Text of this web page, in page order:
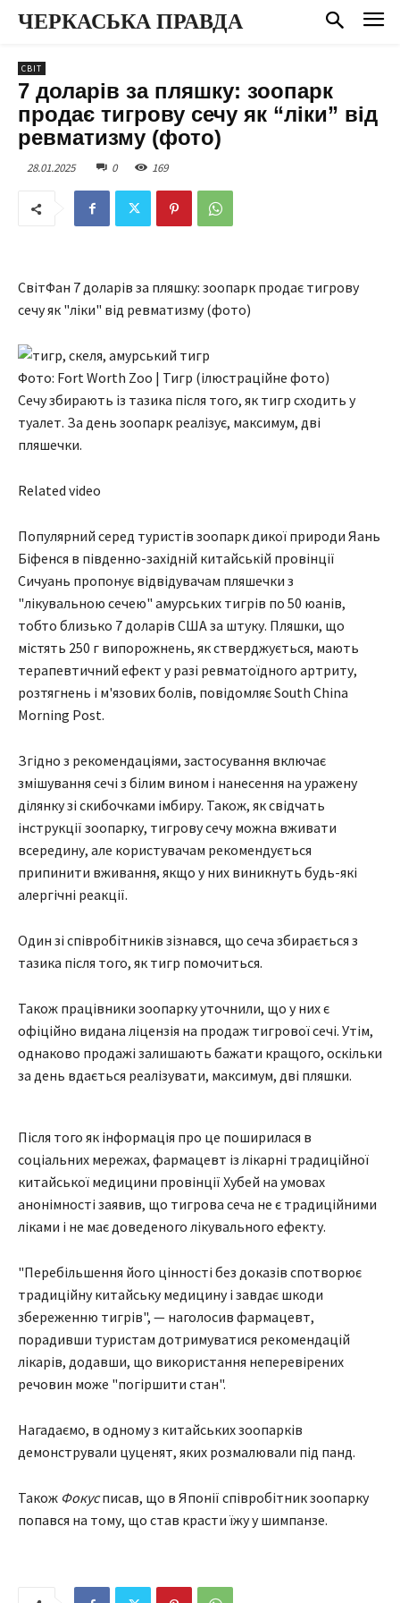
ЧЕРКАСЬКА ПРАВДА
СВІТ
7 доларів за пляшку: зоопарк
продає тигрову сечу як “ліки” від
ревматизму (фото)
28.01.2025 0 169
СвітФан 7 доларів за пляшку: зоопарк продає тигрову
сечу як "ліки" від ревматизму (фото)
Фото: Fort Worth Zoo | Тигр (ілюстраційне фото)
Сечу збирають із тазика після того, як тигр сходить у
туалет. За день зоопарк реалізує, максимум, дві
пляшечки.
Related video
Популярний серед туристів зоопарк дикої природи Яань
Біфенся в південно-західній китайській провінції
Сичуань пропонує відвідувачам пляшечки з
"лікувальною сечею" амурських тигрів по 50 юанів,
тобто близько 7 доларів США за штуку. Пляшки, що
містять 250 г випорожнень, як стверджується, мають
терапевтичний ефект у разі ревматоїдного артриту,
розтягнень і м'язових болів, повідомляє South China
Morning Post.
Згідно з рекомендаціями, застосування включає
змішування сечі з білим вином і нанесення на уражену
ділянку зі скибочками імбиру. Також, як свідчать
інструкції зоопарку, тигрову сечу можна вживати
всередину, але користувачам рекомендується
припинити вживання, якщо у них виникнуть будь-які
алергічні реакції.
Один зі співробітників зізнався, що сеча збирається з
тазика після того, як тигр помочиться.
Також працівники зоопарку уточнили, що у них є
офіційно видана ліцензія на продаж тигрової сечі. Утім,
однаково продажі залишають бажати кращого, оскільки
за день вдається реалізувати, максимум, дві пляшки.
Після того як інформація про це поширилася в
соціальних мережах, фармацевт із лікарні традиційної
китайської медицини провінції Хубей на умовах
анонімності заявив, що тигрова сеча не є традиційними
ліками і не має доведеного лікувального ефекту.
"Перебільшення його цінності без доказів спотворює
традиційну китайську медицину і завдає шкоди
збереженню тигрів", — наголосив фармацевт,
порадивши туристам дотримуватися рекомендацій
лікарів, додавши, що використання неперевірених
речовин може "погіршити стан".
Нагадаємо, в одному з китайських зоопарків
демонстрували цуценят, яких розмалювали під панд.
Також Фокусписав, що в Японії співробітник зоопарку
попався на тому, що став красти їжу у шимпанзе.